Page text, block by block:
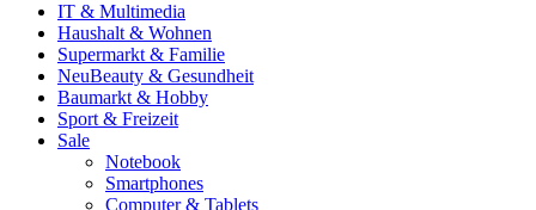
IT & Multimedia
Haushalt & Wohnen
Supermarkt & Familie
NeuBeauty & Gesundheit
Baumarkt & Hobby
Sport & Freizeit
Sale
Notebook
Smartphones
Computer & Tablets